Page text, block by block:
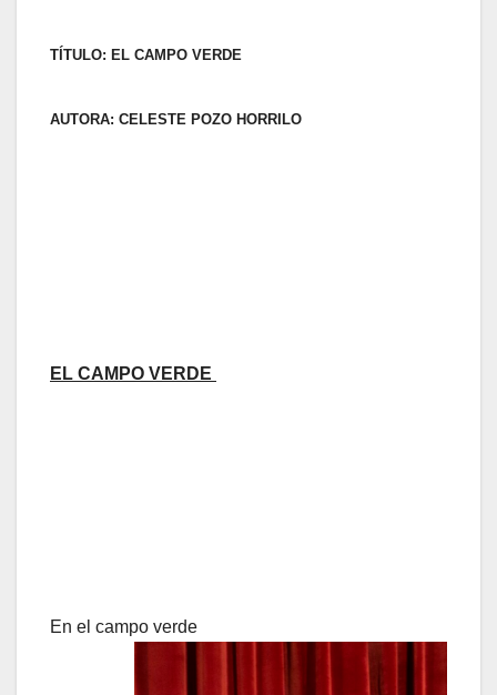
TÍTULO: EL CAMPO VERDE
AUTORA: CELESTE POZO HORRILO
EL CAMPO VERDE
En el campo verde